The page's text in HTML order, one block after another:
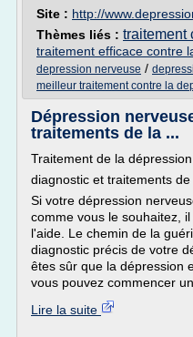
Site : http://
Thèmes liés : traitement
traitement efficace contre
depression nerveuse /
meilleur traitement contre la
Dépression
traitements de la ...
Traitement de la dépression
diagnostic et traitements
Si votre dépression
comme vous le souhaitez,
l'aide. Le chemin de la
diagnostic précis de votre
êtes sûr que la dépression
vous pouvez commencer
Lire la suite